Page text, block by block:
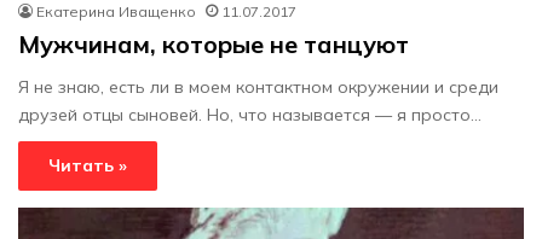
Екатерина Иващенко 11.07.2017
Мужчинам, которые не танцуют
Я не знаю, есть ли в моем контактном окружении и среди
друзей отцы сыновей. Но, что называется — я просто…
Читать »